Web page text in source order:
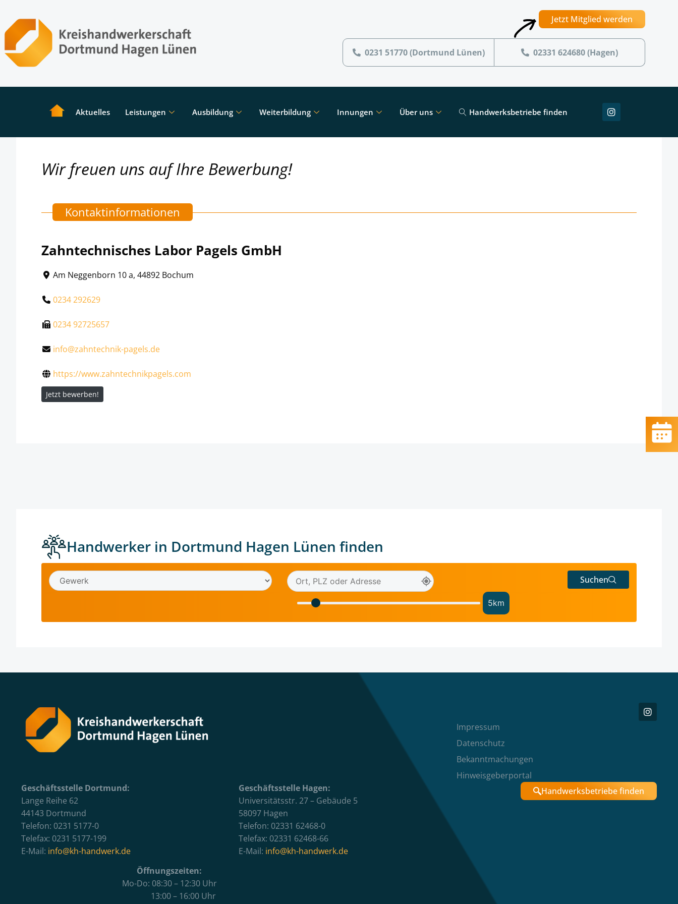
Jetzt Mitglied werden
0231 51770 (Dortmund Lünen) 02331 624680 (Hagen)
Aktuelles Leistungen Ausbildung Weiterbildung Innungen Über uns Handwerksbetriebe finden
Wir freuen uns auf Ihre Bewerbung!
Kontaktinformationen
Zahntechnisches Labor Pagels GmbH
Am Neggenborn 10 a, 44892 Bochum
0234 292629
0234 92725657
info@zahntechnik-pagels.de
https://www.zahntechnikpagels.com
Jetzt bewerben!
Handwerker in Dortmund Hagen Lünen finden
5km
Suchen
Impressum
Datenschutz
Bekanntmachungen
Hinweisgeberportal
Geschäftsstelle Dortmund:
Lange Reihe 62
44143 Dortmund
Telefon: 0231 5177-0
Telefax: 0231 5177-199
E-Mail: info@kh-handwerk.de
Geschäftsstelle Hagen:
Universitätsstr. 27 – Gebäude 5
58097 Hagen
Telefon: 02331 62468-0
Telefax: 02331 62468-66
E-Mail: info@kh-handwerk.de
Handwerksbetriebe finden
Öffnungszeiten:
Mo-Do: 08:30 – 12:30 Uhr
13:00 – 16:00 Uhr